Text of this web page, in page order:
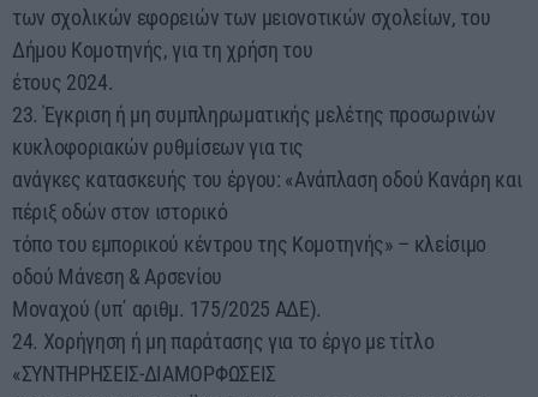
των σχολικών εφορειών των μειονοτικών σχολείων, του
Δήμου Κομοτηνής, για τη χρήση του
έτους 2024.
23. Έγκριση ή μη συμπληρωματικής μελέτης προσωρινών
κυκλοφοριακών ρυθμίσεων για τις
ανάγκες κατασκευής του έργου: «Ανάπλαση οδού Κανάρη και
πέριξ οδών στον ιστορικό
τόπο του εμπορικού κέντρου της Κομοτηνής» – κλείσιμο
οδού Μάνεση & Αρσενίου
Μοναχού (υπ΄ αριθμ. 175/2025 ΑΔΕ).
24. Χορήγηση ή μη παράτασης για το έργο με τίτλο
«ΣΥΝΤΗΡΗΣΕΙΣ-ΔΙΑΜΟΡΦΩΣΕΙΣ